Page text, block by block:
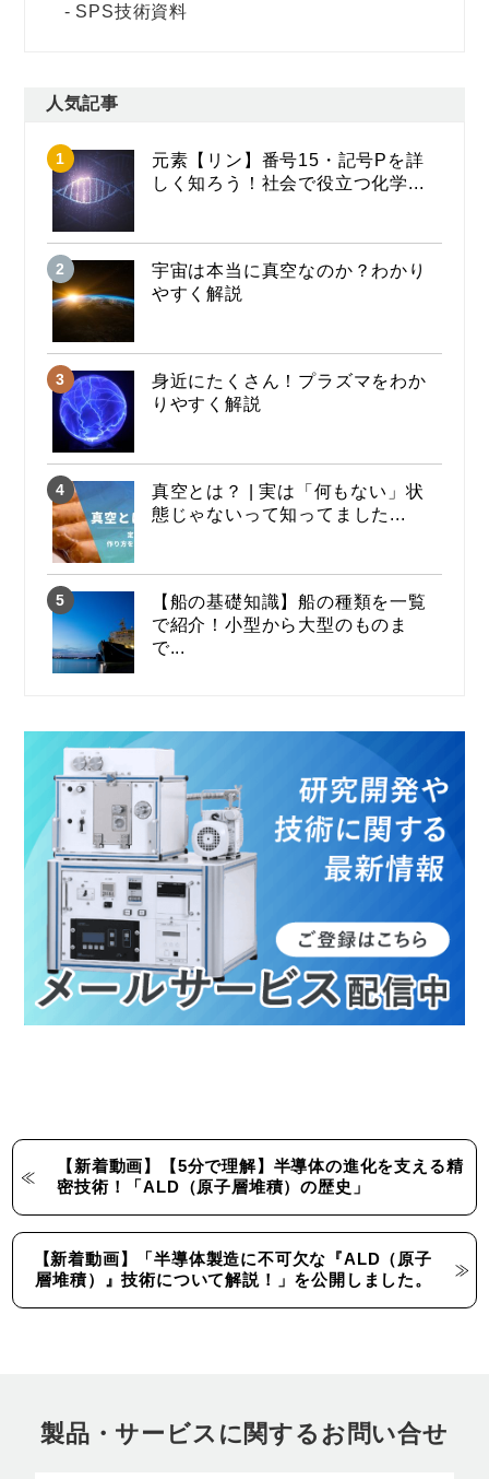
SPS技術資料
人気記事
元素【リン】番号15・記号Pを詳
しく知ろう！社会で役立つ化学...
宇宙は本当に真空なのか？わかり
やすく解説
身近にたくさん！プラズマをわか
りやすく解説
真空とは？ | 実は「何もない」状
態じゃないって知ってました...
【船の基礎知識】船の種類を一覧
で紹介！小型から大型のものま
で...
【新着動画】【5分で理解】半導体の進化を支える精
密技術！「ALD（原子層堆積）の歴史」
【新着動画】「半導体製造に不可欠な『ALD（原子
層堆積）』技術について解説！」を公開しました。
製品・サービスに関するお問い合せ